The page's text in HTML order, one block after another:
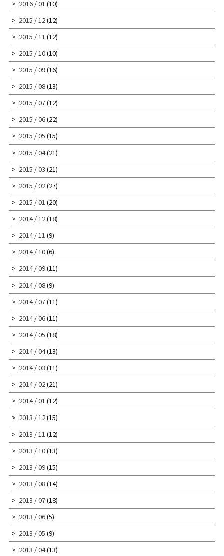
2016 / 01 (10)
2015 / 12(12)
2015 / 11 (12)
2015 / 10(10)
2015 / 09(16)
2015 / 08(13)
2015 / 07(12)
2015 / 06(22)
2015 / 05 (15)
2015 / 04(21)
2015 / 03 (21)
2015 / 02(27)
2015 / 01 (20)
2014 / 12(18)
2014 / 11 (9)
2014 / 10(6)
2014 / 09(11)
2014 / 08(9)
2014 / 07(11)
2014 / 06(11)
2014 / 05 (18)
2014 / 04(13)
2014 / 03 (11)
2014 / 02(21)
2014 / 01 (12)
2013 / 12(15)
2013 / 11 (12)
2013 / 10(13)
2013 / 09(15)
2013 / 08(14)
2013 / 07(18)
2013 / 06(5)
2013 / 05 (9)
2013 / 04(13)